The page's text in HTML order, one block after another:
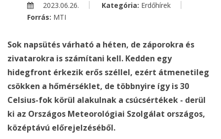
2023.06.26.
Kategória: Erdőhírek
Forrás: MTI
Sok napsütés várható a héten, de záporokra és
zivatarokra is számítani kell. Kedden egy
hidegfront érkezik erős széllel, ezért átmenetileg
csökken a hőmérséklet, de többnyire így is 30
Celsius-fok körül alakulnak a csúcsértékek - derül
ki az Országos Meteorológiai Szolgálat országos,
középtávú előrejelzéséből.